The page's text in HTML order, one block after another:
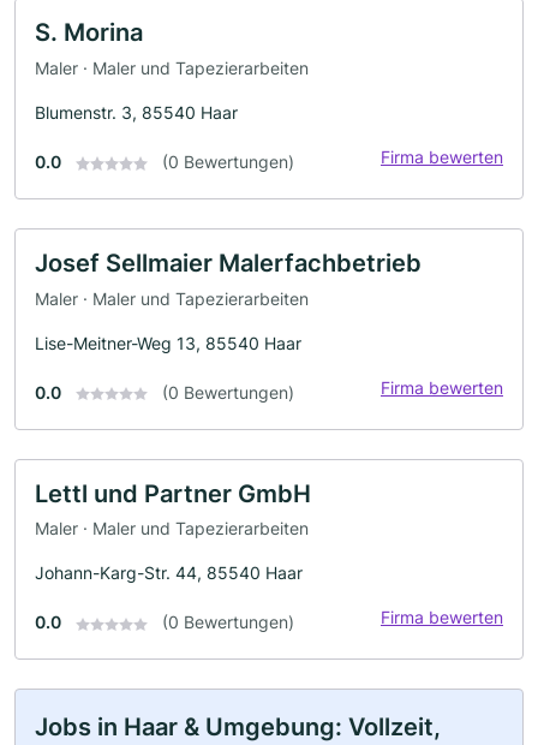
S. Morina
Maler · Maler und Tapezierarbeiten
Blumenstr. 3, 85540 Haar
0.0 (0 Bewertungen) Firma bewerten
Josef Sellmaier Malerfachbetrieb
Maler · Maler und Tapezierarbeiten
Lise-Meitner-Weg 13, 85540 Haar
0.0 (0 Bewertungen) Firma bewerten
Lettl und Partner GmbH
Maler · Maler und Tapezierarbeiten
Johann-Karg-Str. 44, 85540 Haar
0.0 (0 Bewertungen) Firma bewerten
Jobs in Haar & Umgebung: Vollzeit,